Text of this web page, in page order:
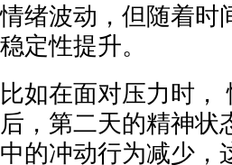
情绪波动，但随着时
稳定性提升。
比如在面对压力时，
后，第二天的精神状
中的冲动行为减少，